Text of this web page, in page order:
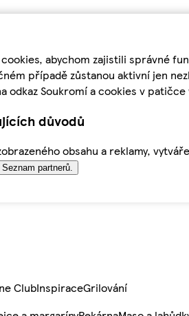
abychom zajistili správné
případě zůstanou aktivní jen
odkaz Soukromí a cookies v patičce
důvodů
obsahu a reklamy,
Seznam partnerů.
ClubInspiraceGrilování